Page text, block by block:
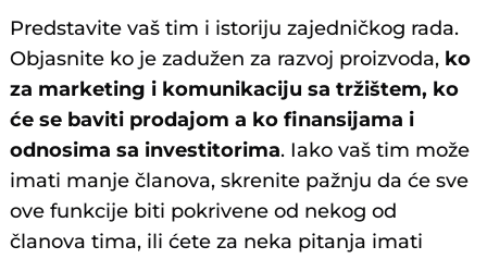
Predstavite vaš tim i istoriju zajedničkog rada.
Objasnite ko je zadužen za razvoj proizvoda, ko
za marketing i komunikaciju sa tržištem, ko
će se baviti prodajom a ko finansijama i
odnosima sa investitorima. Iako vaš tim može
imati manje članova, skrenite pažnju da će sve
ove funkcije biti pokrivene od nekog od
članova tima, ili ćete za neka pitanja imati